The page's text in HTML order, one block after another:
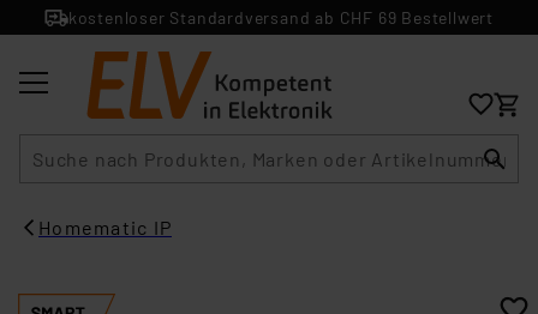
kostenloser Standardversand ab CHF 69 Bestellwert
Homematic IP